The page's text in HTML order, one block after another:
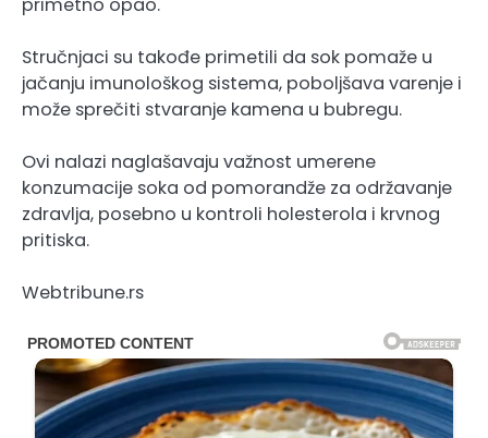
Stručnjaci su takođe primetili da sok pomaže u
jačanju imunološkog sistema, poboljšava varenje i
može sprečiti stvaranje kamena u bubregu.
Ovi nalazi naglašavaju važnost umerene
konzumacije soka od pomorandže za održavanje
zdravlja, posebno u kontroli holesterola i krvnog
pritiska.
Webtribune.rs